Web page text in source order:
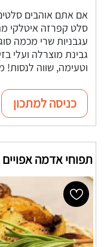
אם אתם אוהבים
סלט קפרזה איטלקי
עגבניות שרי מכמה
גבינת מוצרלה ועלי
וטעימה, שווה
כניסה למתכון
תפוחי אדמה אפויים